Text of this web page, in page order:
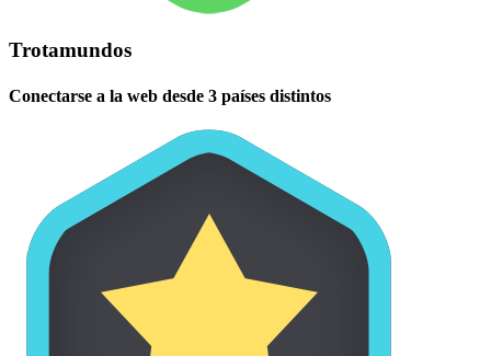
Trotamundos
Conectarse a la web desde 3 países distintos